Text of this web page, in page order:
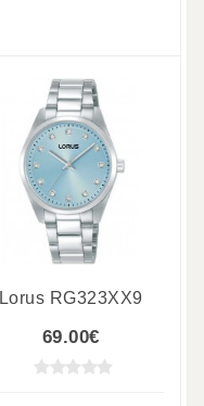
Lorus RG323XX9
69.00€